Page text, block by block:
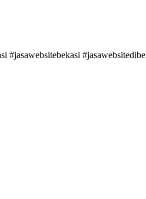
#jasawebsitebekasi